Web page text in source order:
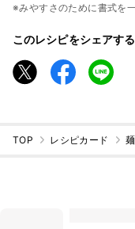
※みやすさのために書式を
このレシピをシェアする
TOP レシピカード